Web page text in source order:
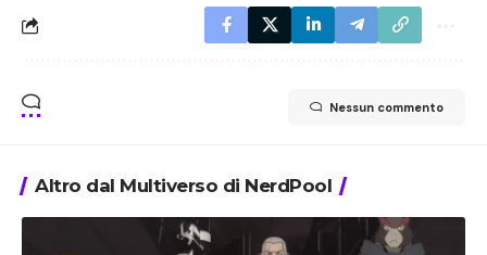
Nessun commento
Altro dal Multiverso di NerdPool